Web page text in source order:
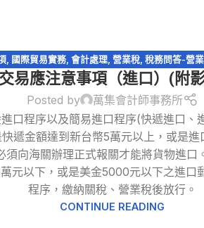
國際貿易實務 ,會計處理 ,營業稅 ,稅務問答-營
易應注意事項（進口）(附
Posted by
萬集會計師事務所
口程序以及簡易進口程序(快遞進口、
遞金額達到新台幣5萬元以上，或是
須向海關辦理正式報關才能將貨物進口
元以下，或是美金5000元以下之進口
程序，繳納關稅、營業稅後放行。
CONTINUE READING